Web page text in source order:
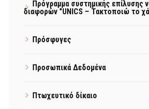
Πρόγραμμα συστημικής επίλυσης
διαφορών "UNICS – Τακτοποιώ το
Πρόσφυγες
Προσωπικά Δεδομένα
Πτωχευτικό δίκαιο